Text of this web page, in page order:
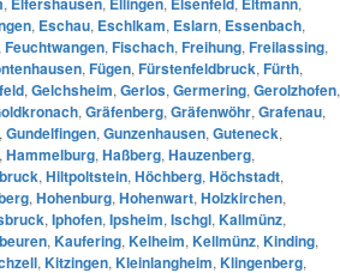
, Eschau, Eschlkam, Eslarn, Essenbach,
Feuchtwangen, Fischach, Freihung, Freilassing,
, Fügen, Fürstenfeldbruck, Fürth,
, Gelchsheim, Gerlos, Germering, Gerolzhofen,
, Gräfenberg, Gräfenwöhr, Grafenau,
, Gundelfingen, Gunzenhausen, Guteneck,
, Hammelburg, Haßberg, Hauzenberg,
, Hiltpoltstein, Höchberg, Höchstadt,
, Hohenburg, Hohenwart, Holzkirchen,
, Iphofen, Ipsheim, Ischgl, Kallmünz,
, Kaufering, Kelheim, Kellmünz, Kinding,
, Kitzingen, Kleinlangheim, Klingenberg,